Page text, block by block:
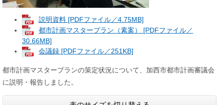
説明資料 [PDFファイル／4.75MB]
都市計画マスタープラン（素案） [PDFファイル／
30.66MB]
会議録 [PDFファイル／251KB]
都市計画マスタープランの策定状況について、加西市都市計画審議会
に説明・報告しました。